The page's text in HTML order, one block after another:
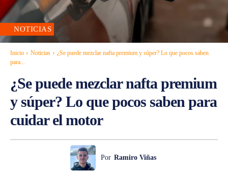
NOTICIAS
Inicio Noticias
¿Se puede mezclar nafta premium y súper? Lo que pocos saben
para...
¿Se puede mezclar nafta premium
y súper? Lo que pocos saben para
cuidar el motor
Por Ramiro Viñas